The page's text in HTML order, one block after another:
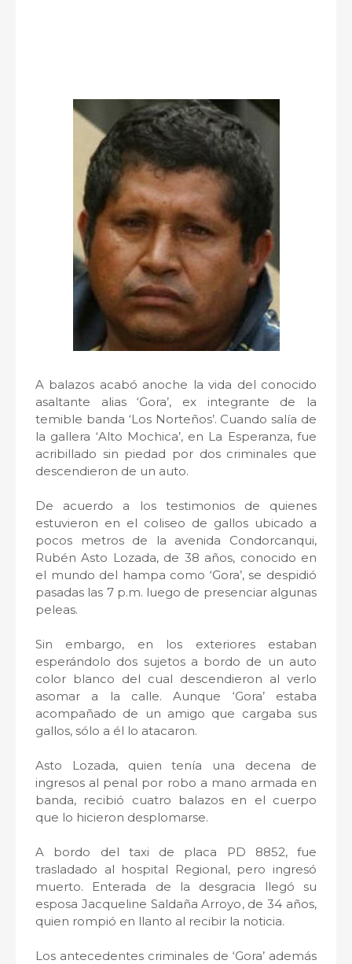
A balazos acabó anoche la vida del conocido
asaltante alias ‘Gora’, ex integrante de la
temible banda ‘Los Norteños’. Cuando salía de
la gallera ‘Alto Mochica’, en La Esperanza, fue
acribillado sin piedad por dos criminales que
descendieron de un auto.
De acuerdo a los testimonios de quienes
estuvieron en el coliseo de gallos ubicado a
pocos metros de la avenida Condorcanqui,
Rubén Asto Lozada, de 38 años, conocido en
el mundo del hampa como ‘Gora’, se despidió
pasadas las 7 p.m. luego de presenciar algunas
peleas.
Sin embargo, en los exteriores estaban
esperándolo dos sujetos a bordo de un auto
color blanco del cual descendieron al verlo
asomar a la calle. Aunque ‘Gora’ estaba
acompañado de un amigo que cargaba sus
gallos, sólo a él lo atacaron.
Asto Lozada, quien tenía una decena de
ingresos al penal por robo a mano armada en
banda, recibió cuatro balazos en el cuerpo
que lo hicieron desplomarse.
A bordo del taxi de placa PD 8852, fue
trasladado al hospital Regional, pero ingresó
muerto. Enterada de la desgracia llegó su
esposa Jacqueline Saldaña Arroyo, de 34 años,
quien rompió en llanto al recibir la noticia.
Los antecedentes criminales de ‘Gora’ además